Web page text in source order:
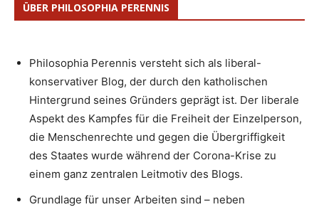
ÜBER PHILOSOPHIA PERENNIS
Philosophia Perennis versteht sich als liberal-
konservativer Blog, der durch den katholischen
Hintergrund seines Gründers geprägt ist. Der liberale
Aspekt des Kampfes für die Freiheit der Einzelperson,
die Menschenrechte und gegen die Übergriffigkeit
des Staates wurde während der Corona-Krise zu
einem ganz zentralen Leitmotiv des Blogs.
Grundlage für unser Arbeiten sind – neben